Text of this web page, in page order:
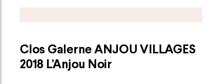
Clos Galerne ANJOU VILLAGES
2018 L’Anjou Noir